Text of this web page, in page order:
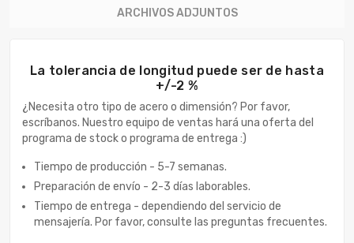
ARCHIVOS ADJUNTOS
La tolerancia de longitud puede ser de hasta
+/-2 %
¿Necesita otro tipo de acero o dimensión? Por favor,
escríbanos. Nuestro equipo de ventas hará una oferta del
programa de stock o programa de entrega :)
Tiempo de producción - 5-7 semanas.
Preparación de envío - 2-3 días laborables.
Tiempo de entrega - dependiendo del servicio de
mensajería. Por favor, consulte las preguntas frecuentes.